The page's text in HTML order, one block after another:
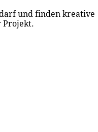
und finden kreative
Projekt.